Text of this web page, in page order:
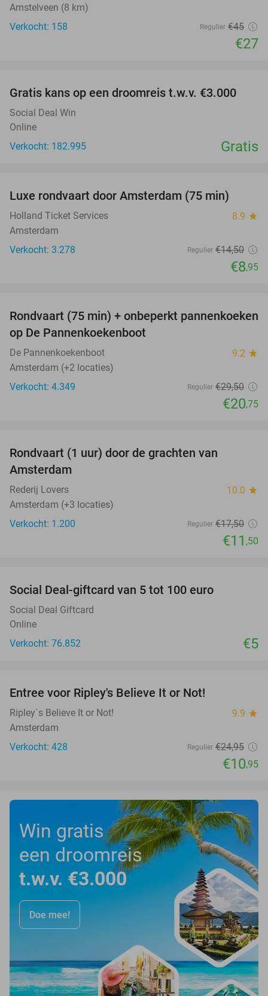
Amstelveen (8 km)
Verkocht: 158
Regulier €45
€27
Gratis kans op een droomreis t.w.v. €3.000
Social Deal Win
Online
Verkocht: 182.995
Gratis
Luxe rondvaart door Amsterdam (75 min)
Holland Ticket Services 8.9 star
Amsterdam
Verkocht: 3.278
Regulier €14,50
€8,95
30%
Rondvaart (75 min) + onbeperkt pannenkoeken
op De Pannenkoekenboot
De Pannenkoekenboot 9.2 star
Amsterdam (+2 locaties)
Verkocht: 4.349
Regulier €29,50
€20,75
Rondvaart (1 uur) door de grachten van
Amsterdam
Rederij Lovers 10.0 star
Amsterdam (+3 locaties)
Verkocht: 1.200
Regulier €17,50
€11 ,50
Social Deal-giftcard van 5 tot 100 euro
Social Deal Giftcard
Online
Verkocht: 76.852
€5
Entree voor Ripley's Believe It or Not!
Ripley´s Believe It or Not! 9.9 star
Amsterdam
Verkocht: 428
Regulier €24,95
€10,95
Win gratis
een droomreis
t.w.v. €3.000
Doe mee!